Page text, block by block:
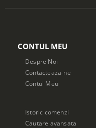
CONTUL MEU
Despre Noi
Contacteaza-ne
Contul Meu
Istoric comenzi
Cautare avansata